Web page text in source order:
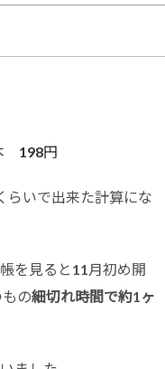
198円
らいで出来た計算にな
を見ると11月初め開
の細切れ時間で約1ヶ